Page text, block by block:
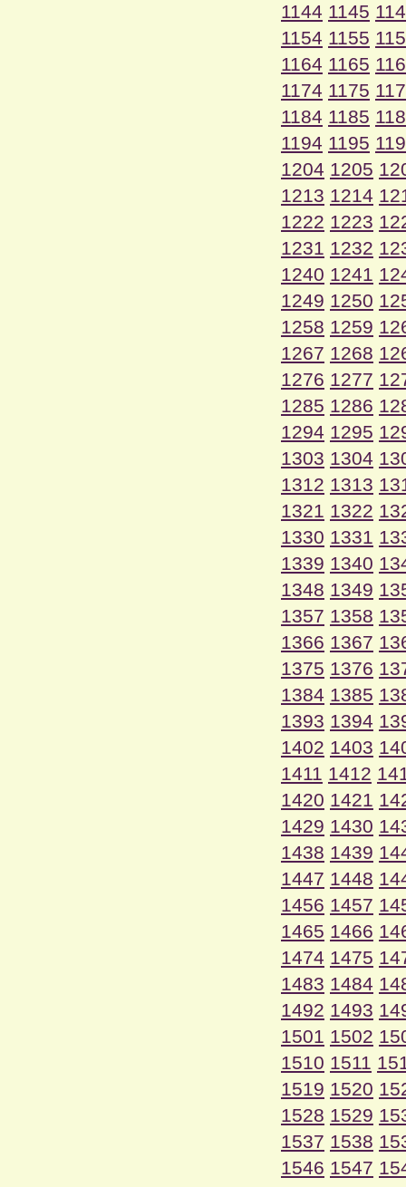
1144 1145
1154 1155
1164 1165
1174 1175
1184 1185
1194 1195
1204 1205
1213 1214
1222 1223
1231 1232
1240 1241
1249 1250
1258 1259
1267 1268
1276 1277
1285 1286
1294 1295
1303 1304
1312 1313
1321 1322
1330 1331
1339 1340
1348 1349
1357 1358
1366 1367
1375 1376
1384 1385
1393 1394
1402 1403
1411 1412
1420 1421
1429 1430
1438 1439
1447 1448
1456 1457
1465 1466
1474 1475
1483 1484
1492 1493
1501 1502
1510 1511
1519 1520
1528 1529
1537 1538
1546 1547